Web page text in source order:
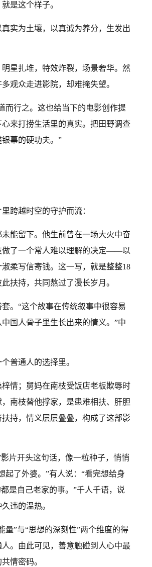
是这个样子。
实为土壤，以真诚为养分，生发出
星扎堆，特效炸裂，场景奢华。然
观众走进影院，却难掩失望。
而行之。这也给当下的电影创作提
来打捞生活里的真实。把田野调查
幕的硬功夫。”
跨越时空的守护而流：
能留下。他生前曾在一场大火中奋
做了一个常人难以理解的决定——以
柔写信寄钱。这一写，就是整整18
扶持，共同熬过了漫长岁月。
。“这个故事在传统叙事中很容易
国人骨子里生长出来的情义。”中
普通人的选择里。
情；舅妈在南枝受饭店老板欺辱时
南枝替他撑家，是患难相扶、肝胆
持，情义层层叠叠，构成了这部影
片开头这句话，像一粒种子，悄悄
起了外婆。”有人说：“看完想给身
是自己老家的事。”千人千语，说
违的温热。
量”与“思想的深刻性”两个维度的得
。由此可见，善意触碰到人心中最
情密码。